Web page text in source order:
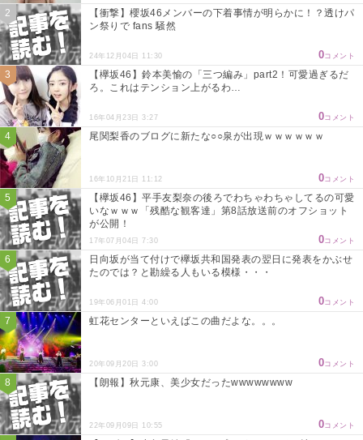
【衝撃】櫻坂46メンバーの下着事情が明らかに！？透けパ
ン祭りで fans 騒然
24年12月04日 11:30 0コメント
【欅坂46】鈴本美愉の「三つ編み」part2！可愛過ぎるだ
ろ。これはテンション上がるわ…
16年04月23日 3:27 0コメント
尾関梨香のブログに新たな○○泉が出現ｗｗｗｗｗｗ
16年10月21日 11:12 0コメント
【欅坂46】平手友梨奈の後ろでわちゃわちゃしてるの可愛
いなｗｗｗ「残酷な観客達」第8話放送前のオフショット
が公開！
17年07月04日 7:30 0コメント
日向坂が当て付けで欅坂共和国発表の翌日に発表をかぶせ
たのでは？と勘繰る人もいる模様・・・
19年06月01日 4:00 0コメント
虹花センターといえばこの曲だよな。。。
20年09月20日 3:00 0コメント
【朗報】秋元康、美少女だったwwwwwwww
22年09月09日 10:55 0コメント